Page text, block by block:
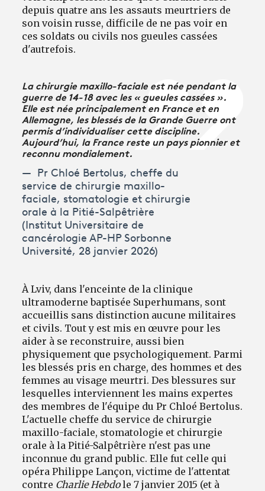
depuis quatre ans les assauts meurtriers de
son voisin russe, difficile de ne pas voir en
ces soldats ou civils nos gueules cassées
d'autrefois.
La chirurgie maxillo-faciale est née pendant la
guerre de 14-18 avec les « gueules cassées ».
Elle est née principalement en France et en
Allemagne, les blessés de la Grande Guerre ont
permis d’individualiser cette discipline.
Aujourd’hui, la France reste un pays pionnier et
reconnu mondialement.
Pr Chloé Bertolus, cheffe du
service de chirurgie maxillo-
faciale, stomatologie et chirurgie
orale à la Pitié-Salpêtrière
(Institut Universitaire de
cancérologie AP-HP Sorbonne
Université, 28 janvier 2026)
À Lviv, dans l'enceinte de la clinique
ultramoderne baptisée Superhumans, sont
accueillis sans distinction aucune militaires
et civils. Tout y est mis en œuvre pour les
aider à se reconstruire, aussi bien
physiquement que psychologiquement. Parmi
les blessés pris en charge, des hommes et des
femmes au visage meurtri. Des blessures sur
lesquelles interviennent les mains expertes
des membres de l'équipe du Pr Chloé Bertolus.
L'actuelle cheffe du service de chirurgie
maxillo-faciale, stomatologie et chirurgie
orale à la Pitié-Salpêtrière n'est pas une
inconnue du grand public. Elle fut celle qui
opéra Philippe Lançon, victime de l'attentat
contre Charlie Hebdole 7 janvier 2015 (et à